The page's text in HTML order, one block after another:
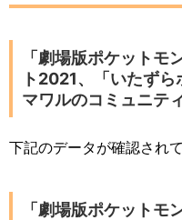
「劇場版ポケットモ
ト2021、「いたず
マワルのコミュニテ
下記のデータが確認されて
「劇場版ポケットモ